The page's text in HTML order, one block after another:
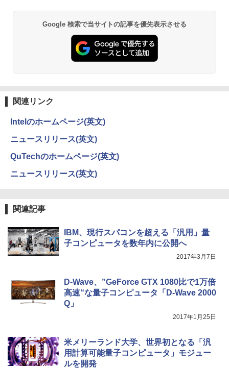
エース)
￥832
HUNTER×HUNTER モノクロ版 39 (ジャンプ
コミックスDIGITAL)
￥572
￥810
Google 検索で当サイトの記事を優先表示させる
関連リンク
Intelのホームページ(英文)
ニュースリリース(英文)
QuTechのホームページ(英文)
ニュースリリース(英文)
関連記事
IBM、現行スパコンを超える「汎用」量
子コンピュータを数年内に公開へ
2017年3月7日
D-Wave、”GeForce GTX 1080比で1万倍
高速“な量子コンピュータ「D-Wave 2000
Q」
2017年1月25日
米メリーランド大学、世界初となる「汎
用計算可能量子コンピュータ」モジュー
ルを開発